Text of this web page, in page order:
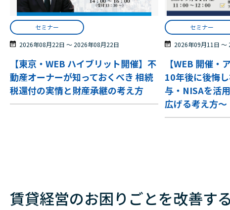
セミナー
2026年08月22日 〜 2026年08月22日
【東京・WEB ハイブリット開催】不
動産オーナーが知っておくべき 相続
税還付の実情と財産承継の考え方
セミナー
2026年09月11日 〜
【WEB 開催・
10年後に後悔
与・NISAを活
広げる考え方～
賃貸経営のお困りごとを改善する